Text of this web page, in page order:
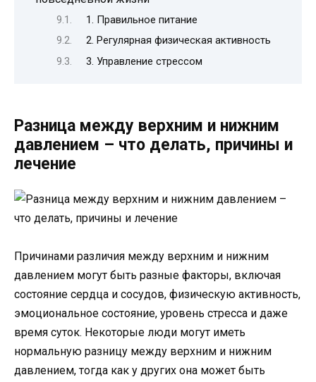
1. Правильное питание
2. Регулярная физическая активность
3. Управление стрессом
Разница между верхним и нижним
давлением – что делать, причины и
лечение
Причинами различия между верхним и нижним
давлением могут быть разные факторы, включая
состояние сердца и сосудов, физическую активность,
эмоциональное состояние, уровень стресса и даже
время суток. Некоторые люди могут иметь
нормальную разницу между верхним и нижним
давлением, тогда как у других она может быть